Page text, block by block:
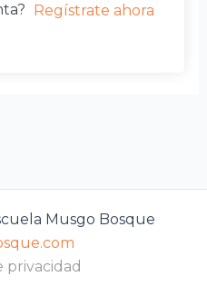
Regístrate ahora
Musgo Bosque
privacidad